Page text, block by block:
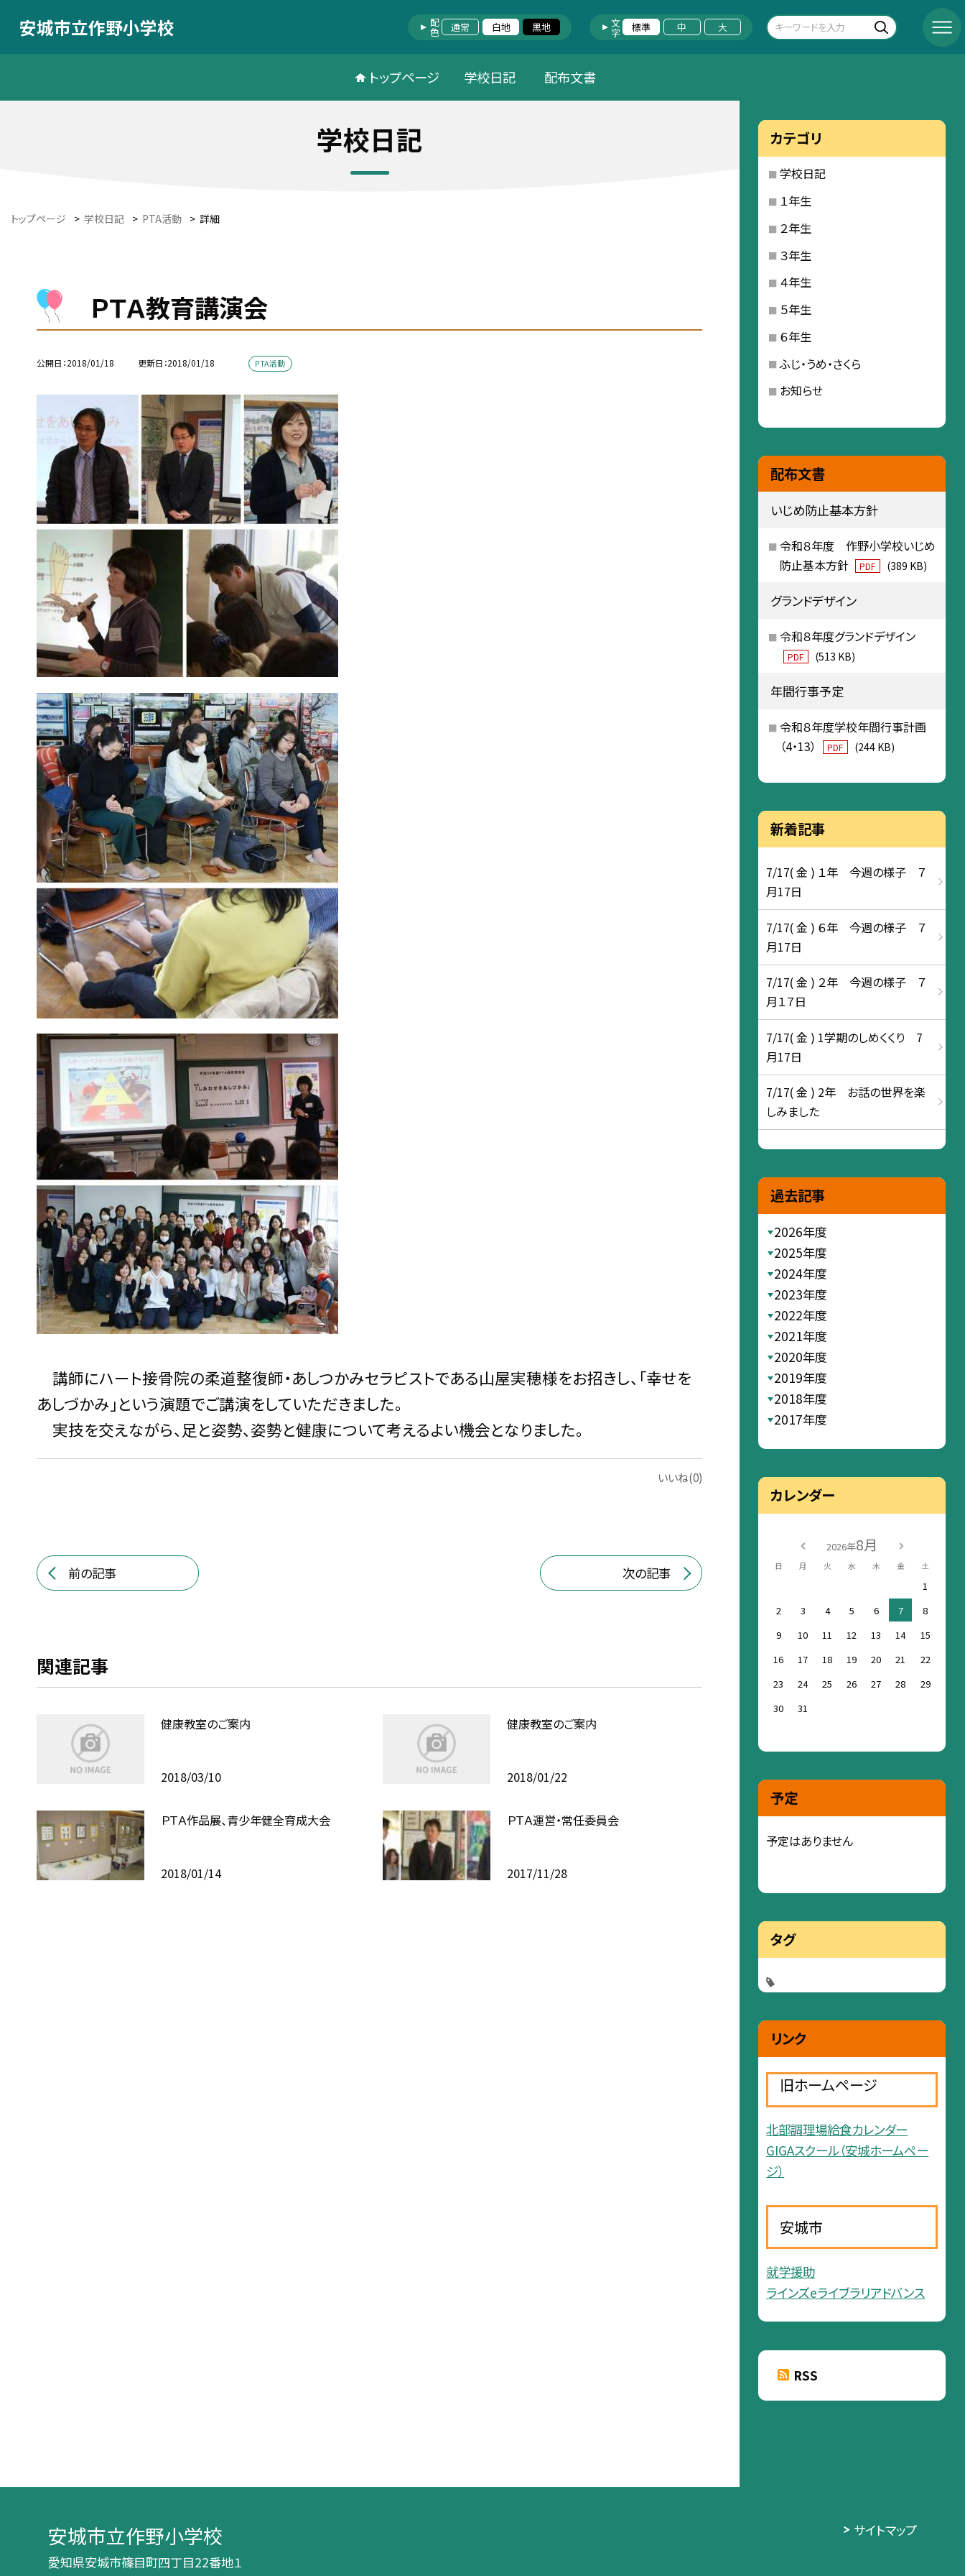
安城市立作野小学校 配色 通常 白地 黒地 文字 標準 中 大
トップページ 学校日記 配布文書
学校日記
トップページ > 学校日記 > PTA活動 > 詳細
ＰＴＡ教育講演会
公開日 2018/01/18 更新日 2018/01/18 PTA活動
講師にハート接骨院の柔道整復師・あしつかみセラピストである山屋実穂様をお招きし、「幸せを
あしづかみ」という演題でご講演をしていただきました。
実技を交えながら、足と姿勢、姿勢と健康について考えるよい機会となりました。
いいね(0)
前の記事 次の記事
関連記事
健康教室のご案内
2018/03/10
健康教室のご案内
2018/01/22
ＰＴＡ作品展、青少年健全育成大会
2018/01/14
ＰＴＡ運営・常任委員会
2017/11/28
カテゴリ
学校日記
１年生
２年生
３年生
４年生
５年生
６年生
ふじ・うめ・さくら
お知らせ
配布文書
いじめ防止基本方針
令和８年度 作野小学校いじめ
防止基本方針
PDF (389 KB)
グランドデザイン
令和８年度グランドデザイン
PDF (513 KB)
年間行事予定
令和８年度学校年間行事計画
（4・13）
PDF (244 KB)
新着記事
7/17( 金 ) １年 今週の様子 ７
月17日
7/17( 金 ) ６年 今週の様子 ７
月17日
7/17( 金 ) ２年 今週の様子 ７
月１７日
7/17( 金 ) 1学期のしめくくり 7
月17日
7/17( 金 ) 2年 お話の世界を楽
しみました
過去記事
2026年度
2025年度
2024年度
2023年度
2022年度
2021年度
2020年度
2019年度
2018年度
2017年度
カレンダー
2026年8月
日 月 火 水 木 金 土
1
2
3 4 5 6 7
8
9
10 11 12 13 14
15
16
17 18 19 20 21
22
23
24 25 26 27 28
29
30
31
予定
予定はありません
タグ
リンク
旧ホームページ
北部調理場給食カレンダー
GIGAスクール（安城ホームペー
ジ）
安城市
就学援助
ラインズeライブラリアドバンス
RSS
安城市立作野小学校
愛知県安城市篠目町四丁目22番地１
サイトマップ